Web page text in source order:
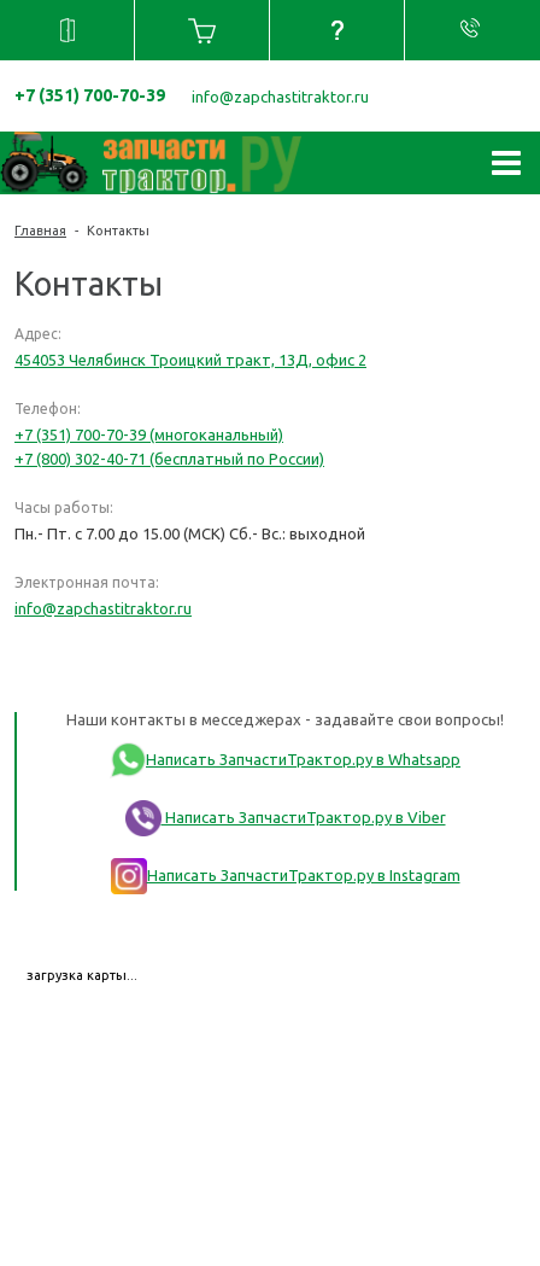
+7 (351) 700-70-39 info@zapchastitraktor.ru
Главная - Контакты
Контакты
Адрес:
454053 Челябинск Троицкий тракт, 13Д, офис 2
Телефон:
+7 (351) 700-70-39 (многоканальный)
+7 (800) 302-40-71 (бесплатный по России)
Часы работы:
Пн.- Пт. с 7.00 до 15.00 (МСК) Сб.- Вс.: выходной
Электронная почта:
info@zapchastitraktor.ru
Наши контакты в месседжерах - задавайте свои вопросы!
Написать ЗапчастиТрактор.ру в Whatsapp
Написать ЗапчастиТрактор.ру в Viber
Написать ЗапчастиТрактор.ру в Instagram
загрузка карты...